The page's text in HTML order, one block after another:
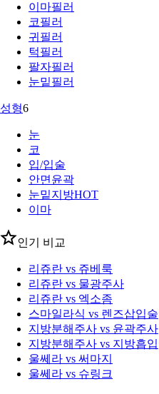
이마필러
코필러
귀필러
턱필러
팔자필러
눈밑필러
성형6
눈
코
입/입술
안면윤곽
눈밑지방HOT
이마
인기 비교
리쥬란 vs 쥬베룩
리쥬란 vs 물광주사
리쥬란 vs 엑소좀
스마일라식 vs 렌즈삽입술
지방분해주사 vs 윤곽주사
지방분해주사 vs 지방흡입
울쎄라 vs 써마지
울쎄라 vs 슈링크